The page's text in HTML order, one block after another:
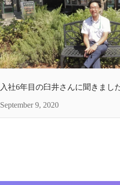
入社6年目の臼井さんに聞きまし
September 9, 2020